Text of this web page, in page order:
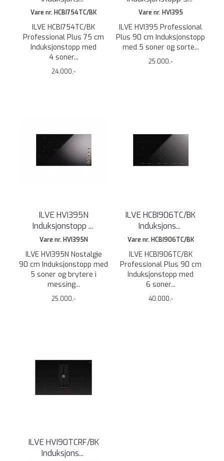
Vare nr. HCBI754TC/BK
ILVE HCBI754TC/BK
Professional Plus 75 cm
Induksjonstopp med
4 soner...
24.000,-
Vare nr. HVI395
ILVE HVI395 Professional
Plus 90 cm Induksjonstopp
med 5 soner og sorte...
25.000,-
ILVE HVI395N
Induksjonstopp ...
Vare nr. HVI395N
ILVE HVI395N Nostalgie
90 cm Induksjonstopp med
5 soner og brytere i
messing...
25.000,-
ILVE HCBI906TC/BK
Induksjons...
Vare nr. HCBI906TC/BK
ILVE HCBI906TC/BK
Professional Plus 90 cm
Induksjonstopp med
6 soner...
40.000,-
ILVE HVI90TCRF/BK
Induksjons...